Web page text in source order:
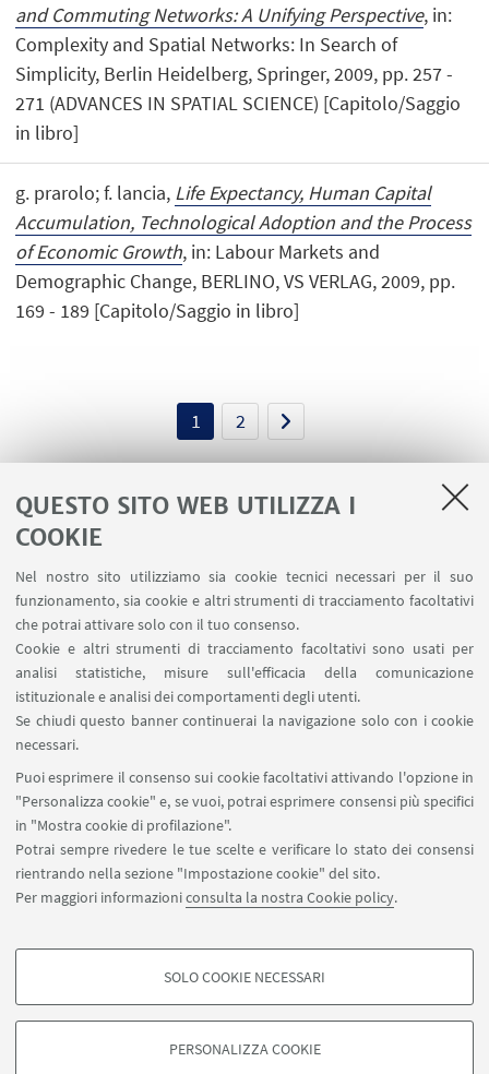
QUESTO SITO WEB UTILIZZA I
COOKIE
Nel nostro sito utilizziamo sia cookie tecnici necessari per il suo
funzionamento, sia cookie e altri strumenti di tracciamento facoltativi
che potrai attivare solo con il tuo consenso.
Cookie e altri strumenti di tracciamento facoltativi sono usati per
analisi statistiche, misure sull'efficacia della comunicazione
istituzionale e analisi dei comportamenti degli utenti.
Se chiudi questo banner continuerai la navigazione solo con i cookie
necessari.
Puoi esprimere il consenso sui cookie facoltativi attivando l'opzione in
"Personalizza cookie" e, se vuoi, potrai esprimere consensi più specifici
in "Mostra cookie di profilazione".
Potrai sempre rivedere le tue scelte e verificare lo stato dei consensi
rientrando nella sezione "Impostazione cookie" del sito.
Per maggiori informazioniconsulta la nostra Cookie policy.
COOKIE DI PROFILAZIONE - FACOLTATIVI
degli utenti, creare profili in base al loro comportamento sul sito, per analisi
SOLO COOKIE NECESSARI
PERSONALIZZA COOKIE
and Commuting Networks: A Unifying Perspective, in:
Complexity and Spatial Networks: In Search of
Simplicity, Berlin Heidelberg, Springer, 2009, pp. 257 -
271 (ADVANCES IN SPATIAL SCIENCE) [Capitolo/Saggio
in libro]
g. prarolo; f. lancia, Life Expectancy, Human Capital
Accumulation, Technological Adoption and the Process
of Economic Growth, in: Labour Markets and
Demographic Change, BERLINO, VS VERLAG, 2009, pp.
169 - 189 [Capitolo/Saggio in libro]
1 2
Contatti
Area riservata
SEGUI IL DIPARTIMENTO SU:
SEGUI UNIBO SU:
APP:
©Copyright 2026 - ALMA MATER STUDIORUM - Università di
Bologna - Via Zamboni, 33 - 40126 Bologna - PI: 01131710376 - CF: